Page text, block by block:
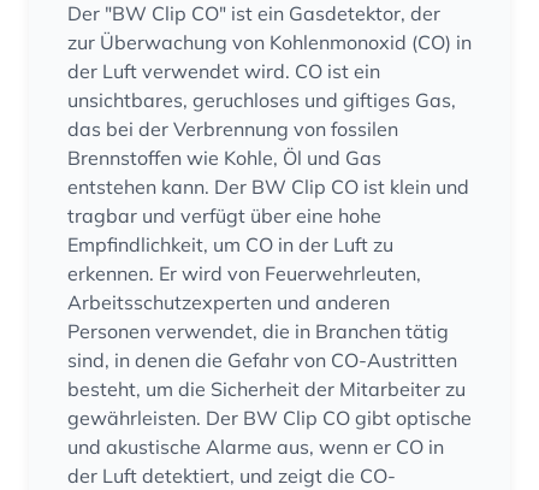
Der "BW Clip CO" ist ein Gasdetektor, der
zur Überwachung von Kohlenmonoxid (CO) in
der Luft verwendet wird. CO ist ein
unsichtbares, geruchloses und giftiges Gas,
das bei der Verbrennung von fossilen
Brennstoffen wie Kohle, Öl und Gas
entstehen kann. Der BW Clip CO ist klein und
tragbar und verfügt über eine hohe
Empfindlichkeit, um CO in der Luft zu
erkennen. Er wird von Feuerwehrleuten,
Arbeitsschutzexperten und anderen
Personen verwendet, die in Branchen tätig
sind, in denen die Gefahr von CO-Austritten
besteht, um die Sicherheit der Mitarbeiter zu
gewährleisten. Der BW Clip CO gibt optische
und akustische Alarme aus, wenn er CO in
der Luft detektiert, und zeigt die CO-